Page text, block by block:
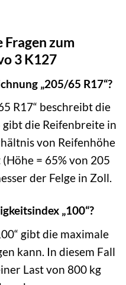
Fragen zum
3 K127
„205/65 R17“?
R17“ beschreibt die
die Reifenbreite in
von Reifenhöhe
= 65% von 205
der Felge in Zoll.
„100“?
gibt die maximale
kann. In diesem Fall
Last von 800 kg